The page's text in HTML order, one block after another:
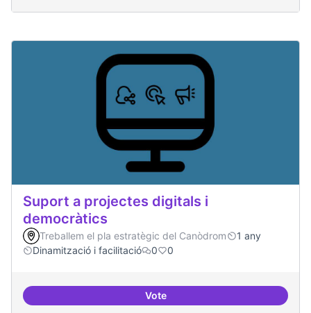
Suport a projectes digitals i
democràtics
Treballem el pla estratègic del Canòdrom
1 any
Dinamització i facilitació
0 0
VoteSuport a projectes digitals i